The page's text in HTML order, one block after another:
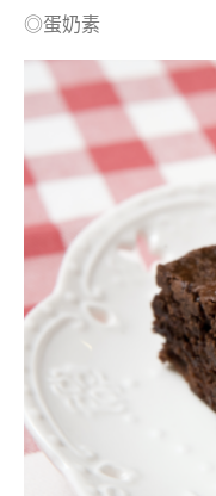
◎蛋奶素